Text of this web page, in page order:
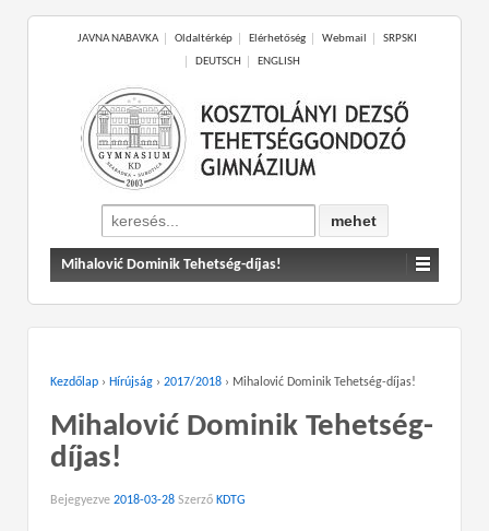
JAVNA NABAVKA Oldaltérkép Elérhetőség Webmail
SRPSKI
DEUTSCH
ENGLISH
Search
for:
Mihalović Dominik Tehetség-díjas!
Kezdőlap › Hírújság › 2017/2018 › Mihalović Dominik Tehetség-díjas!
Mihalović Dominik Tehetség-
díjas!
Bejegyezve 2018-03-28 Szerző KDTG